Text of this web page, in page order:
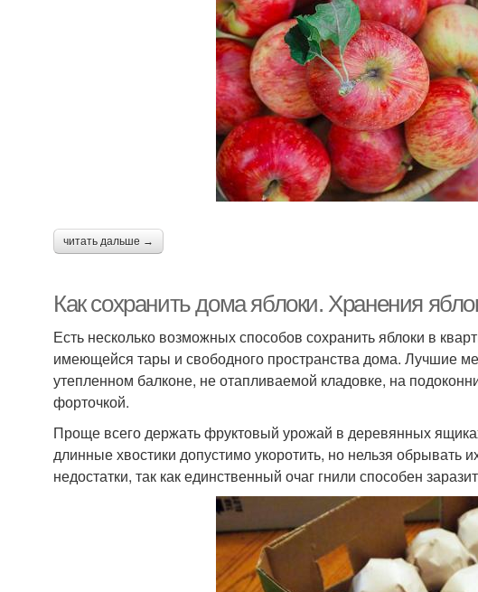
читать дальше →
Как сохранить дома яблоки. Хранения
Есть несколько возможных способов сохранить яблоки в
имеющейся тары и свободного пространства дома. Лучшие
утепленном балконе, не отапливаемой кладовке, на
форточкой.
Проще всего держать фруктовый урожай в деревянных
длинные хвостики допустимо укоротить, но нельзя обрывать
недостатки, так как единственный очаг гнили способен